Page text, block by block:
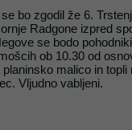
bo zgodil že 6.
Radgone izpred
se bodo
ob 10.30 od
malico in
Vljudno vabljeni.